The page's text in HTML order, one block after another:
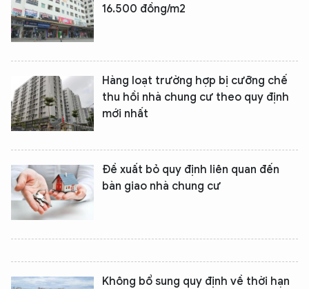
16.500 đồng/m2
Hàng loạt trường hợp bị cưỡng chế
thu hồi nhà chung cư theo quy định
mới nhất
Đề xuất bỏ quy định liên quan đến
bàn giao nhà chung cư
Không bổ sung quy định về thời hạn